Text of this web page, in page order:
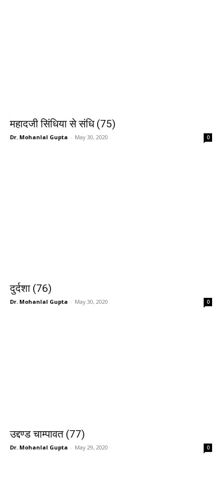
महादजी सिंधिया से संधि (75)
Dr. Mohanlal Gupta - May 30, 2020 0
दुर्दशा (76)
Dr. Mohanlal Gupta - May 30, 2020 0
उद्दण्ड चाम्पावत (77)
Dr. Mohanlal Gupta - May 29, 2020 0